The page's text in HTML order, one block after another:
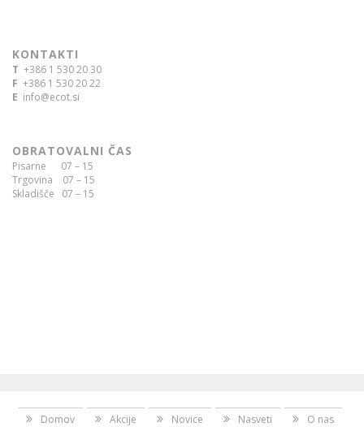
KONTAKTI
T +386 1 530 20 30
F +386 1 530 20 22
E info@ecot.si
OBRATOVALNI ČAS
Pisarne 07 – 15
Trgovina 07 – 15
Skladišče 07 – 15
Domov Akcije Novice Nasveti O nas